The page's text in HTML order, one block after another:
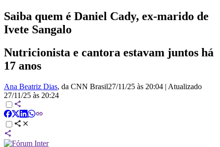
Saiba quem é Daniel Cady, ex-marido de
Ivete Sangalo
Nutricionista e cantora estavam juntos há
17 anos
Ana Beatriz Dias, da CNN Brasil27/11/25 às 20:04 | Atualizado
27/11/25 às 20:24